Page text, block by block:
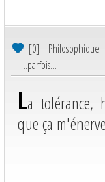
[0] | Philosophique
........parfois...
La tolérance,
que ça